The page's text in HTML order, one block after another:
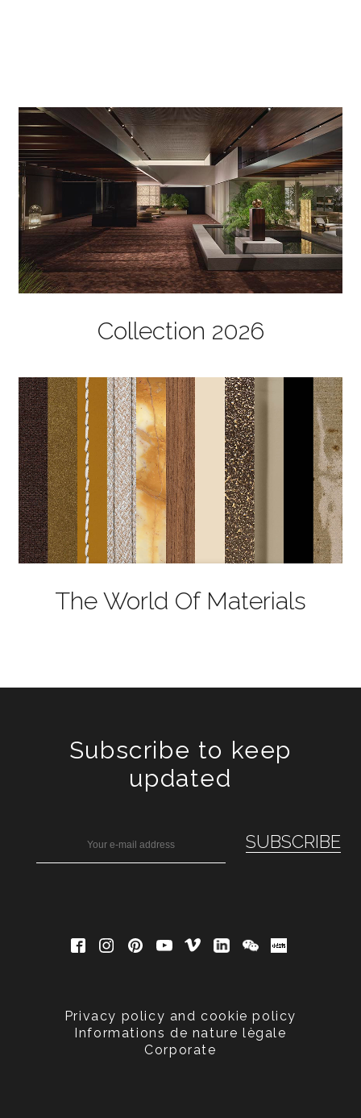
Collection 2026
The World Of Materials
Subscribe to keep
updated
Privacy policy and cookie policy
Informations de nature lègale
Corporate